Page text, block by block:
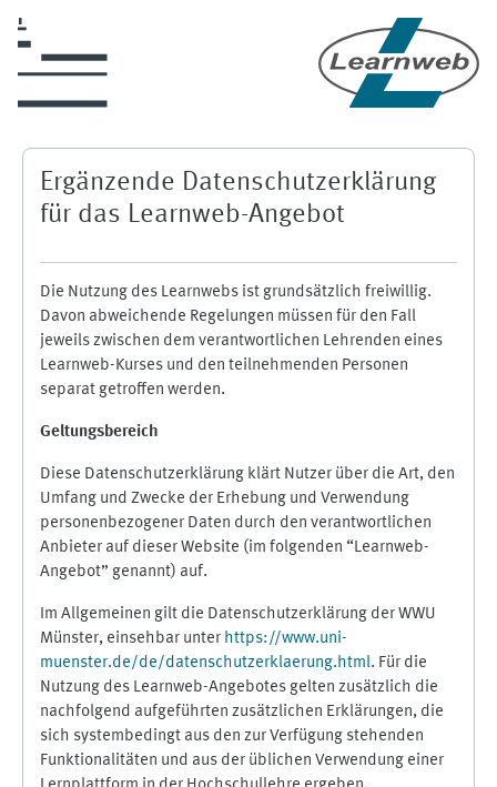
Ergänzende Datenschutzerklärung
für das Learnweb-Angebot
Die Nutzung des Learnwebs ist grundsätzlich freiwillig.
Davon abweichende Regelungen müssen für den Fall
jeweils zwischen dem verantwortlichen Lehrenden eines
Learnweb-Kurses und den teilnehmenden Personen
separat getroffen werden.
Geltungsbereich
Diese Datenschutzerklärung klärt Nutzer über die Art, den
Umfang und Zwecke der Erhebung und Verwendung
personenbezogener Daten durch den verantwortlichen
Anbieter auf dieser Website (im folgenden “Learnweb-
Angebot” genannt) auf.
Im Allgemeinen gilt die Datenschutzerklärung der WWU
Münster, einsehbar unter https://www.uni-
muenster.de/de/datenschutzerklaerung.html. Für die
Nutzung des Learnweb-Angebotes gelten zusätzlich die
nachfolgend aufgeführten zusätzlichen Erklärungen, die
sich systembedingt aus den zur Verfügung stehenden
Funktionalitäten und aus der üblichen Verwendung einer